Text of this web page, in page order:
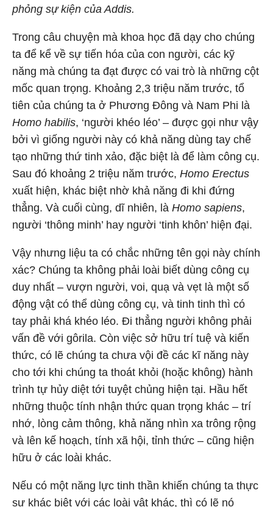
phỏng sự kiện của Addis.
Trong câu chuyện mà khoa học đã dạy cho chúng
ta để kể về sự tiến hóa của con người, các kỹ
năng mà chúng ta đạt được có vai trò là những cột
mốc quan trọng. Khoảng 2,3 triệu năm trước, tổ
tiên của chúng ta ở Phương Đông và Nam Phi là
Homo habilis, ‘người khéo léo’ – được gọi như vậy
bởi vì giống người này có khả năng dùng tay chế
tạo những thứ tinh xảo, đặc biệt là để làm công cụ.
Sau đó khoảng 2 triệu năm trước, Homo Erectus
xuất hiện, khác biệt nhờ khả năng đi khi đứng
thẳng. Và cuối cùng, dĩ nhiên, là Homo sapiens,
người ‘thông minh’ hay người ‘tinh khôn’ hiện đại.
Vậy nhưng liệu ta có chắc những tên gọi này chính
xác? Chúng ta không phải loài biết dùng công cụ
duy nhất – vượn người, voi, quạ và vẹt là một số
động vật có thể dùng công cụ, và tinh tinh thì có
tay phải khá khéo léo. Đi thẳng người không phải
vấn đề với gôrila. Còn việc sở hữu trí tuệ và kiến
thức, có lẽ chúng ta chưa vội đề các kĩ năng này
cho tới khi chúng ta thoát khỏi (hoặc không) hành
trình tự hủy diệt tới tuyệt chủng hiện tại. Hầu hết
những thuộc tính nhận thức quan trọng khác – trí
nhớ, lòng cảm thông, khả năng nhìn xa trông rộng
và lên kế hoạch, tính xã hội, tỉnh thức – cũng hiện
hữu ở các loài khác.
Nếu có một năng lực tinh thần khiến chúng ta thực
sự khác biệt với các loài vật khác, thì có lẽ nó